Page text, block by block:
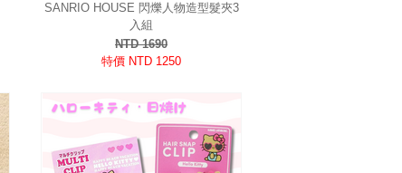
SANRIO HOUSE 閃爍人物造型髮夾3
入組
NTD 1690
特價 NTD 1250